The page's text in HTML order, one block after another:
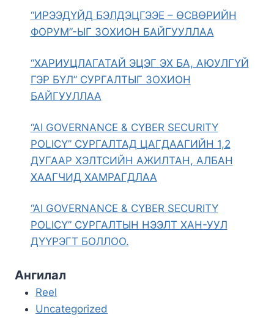
“ИРЭЭДҮЙД БЭЛДЭЦГЭЭЕ – ӨСВӨРИЙН
ФОРУМ”-ЫГ ЗОХИОН БАЙГУУЛЛАА
“ХАРИУЦЛАГАТАЙ ЭЦЭГ ЭХ БА, АЮУЛГҮЙ
ГЭР БҮЛ” СУРГАЛТЫГ ЗОХИОН
БАЙГУУЛЛАА
“AI GOVERNANCE & CYBER SECURITY
POLICY” СУРГАЛТАД ЦАГДААГИЙН 1,2
ДУГААР ХЭЛТСИЙН АЖИЛТАН, АЛБАН
ХААГЧИД ХАМРАГДЛАА
“AI GOVERNANCE & CYBER SECURITY
POLICY” СУРГАЛТЫН НЭЭЛТ ХАН-УУЛ
ДҮҮРЭГТ БОЛЛОО.
Ангилал
Reel
Uncategorized